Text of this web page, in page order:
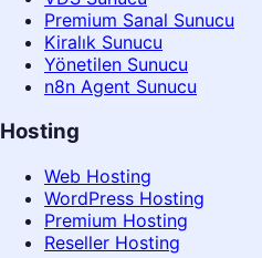
Premium Sanal Sunucu
Kiralık Sunucu
Yönetilen Sunucu
n8n Agent Sunucu
Hosting
Web Hosting
WordPress Hosting
Premium Hosting
Reseller Hosting